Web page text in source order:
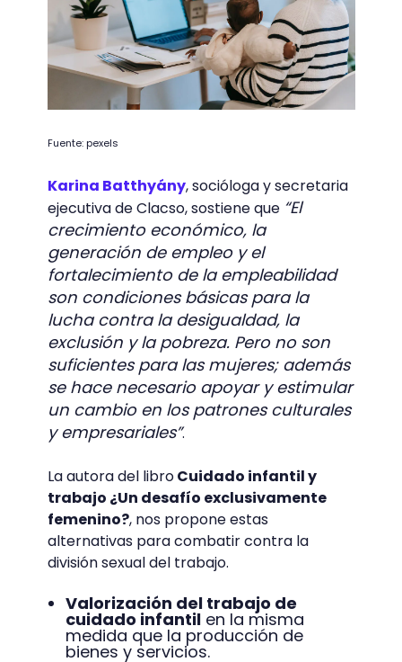
Fuente: pexels
Karina Batthyány, socióloga y secretaria
ejecutiva de Clacso, sostiene que “El
crecimiento económico, la
generación de empleo y el
fortalecimiento de la empleabilidad
son condiciones básicas para la
lucha contra la desigualdad, la
exclusión y la pobreza. Pero no son
suficientes para las mujeres; además
se hace necesario apoyar y estimular
un cambio en los patrones culturales
y empresariales”.
La autora del libroCuidado infantil y
trabajo ¿Un desafío exclusivamente
femenino?, nos propone estas
alternativas para combatir contra la
división sexual del trabajo.
Valorización del trabajo de
cuidado infantilen la misma
medida que la producción de
bienes y servicios.